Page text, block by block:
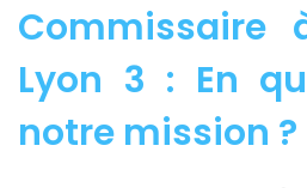
Commissaire
Lyon 3 : En
notre mission ?